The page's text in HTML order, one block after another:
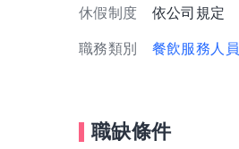
休假制度 依公司規定
職務類別 餐飲服務人員
職缺條件